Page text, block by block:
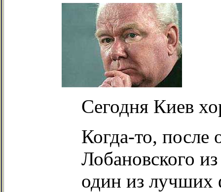
Сегодня Киев
Когда-то, после
Лобановского
один из лучших